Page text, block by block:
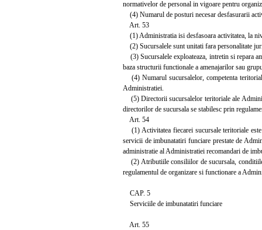
normativelor de personal in vigoare pentru
(4) Numarul de posturi necesar desfasurarii
Art. 53
(1) Administratia isi desfasoara activitatea, la
(2) Sucursalele sunt unitati fara personalitate
(3) Sucursalele exploateaza, intretin si repara
baza structurii functionale a amenajarilor sau
(4) Numarul sucursalelor, competenta
Administratiei.
(5) Directorii sucursalelor teritoriale ale
directorilor de sucursala se stabilesc prin
Art. 54
(1) Activitatea fiecarei sucursale teritoriale
servicii de imbunatatiri funciare prestate de
administratie al Administratiei recomandari de
(2) Atributiile consiliilor de sucursala, conditiile
regulamentul de organizare si functionare a
CAP. 5
Serviciile de imbunatatiri funciare
Art. 55